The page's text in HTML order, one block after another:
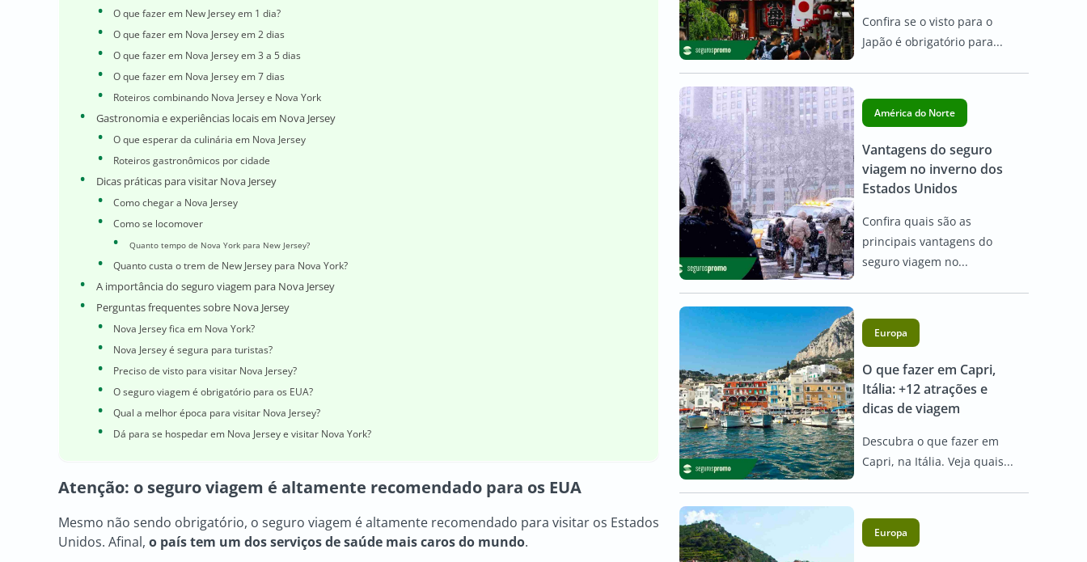
O que fazer em New Jersey em 1 dia?
O que fazer em Nova Jersey em 2 dias
O que fazer em Nova Jersey em 3 a 5 dias
O que fazer em Nova Jersey em 7 dias
Roteiros combinando Nova Jersey e Nova York
Gastronomia e experiências locais em Nova Jersey
O que esperar da culinária em Nova Jersey
Roteiros gastronômicos por cidade
Dicas práticas para visitar Nova Jersey
Como chegar a Nova Jersey
Como se locomover
Quanto tempo de Nova York para New Jersey?
Quanto custa o trem de New Jersey para Nova York?
A importância do seguro viagem para Nova Jersey
Perguntas frequentes sobre Nova Jersey
Nova Jersey fica em Nova York?
Nova Jersey é segura para turistas?
Preciso de visto para visitar Nova Jersey?
O seguro viagem é obrigatório para os EUA?
Qual a melhor época para visitar Nova Jersey?
Dá para se hospedar em Nova Jersey e visitar Nova York?
Atenção: o seguro viagem é altamente recomendado para os EUA
Mesmo não sendo obrigatório, o seguro viagem é altamente recomendado para visitar os Estados
Unidos. Afinal, o país tem um dos serviços de saúde mais caros do mundo.
Confira se o visto para o
Japão é obrigatório para...
América do Norte
Vantagens do seguro
viagem no inverno dos
Estados Unidos
Confira quais são as
principais vantagens do
seguro viagem no...
Europa
O que fazer em Capri,
Itália: +12 atrações e
dicas de viagem
Descubra o que fazer em
Capri, na Itália. Veja quais...
Europa